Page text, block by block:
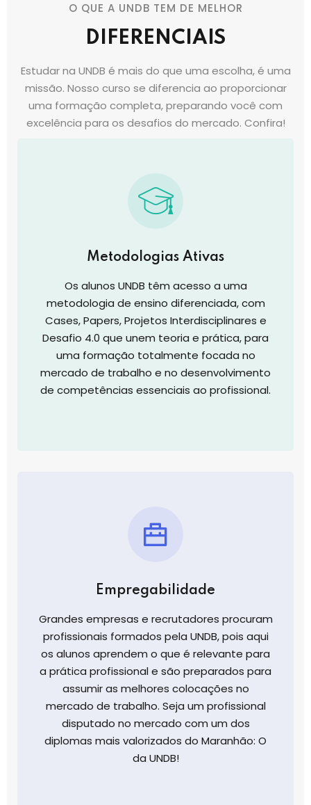
O QUE A UNDB TEM DE MELHOR
DIFERENCIAIS
Estudar na UNDB é mais do que uma escolha, é uma
missão. Nosso curso se diferencia ao proporcionar
uma formação completa, preparando você com
excelência para os desafios do mercado. Confira!
Metodologias Ativas
Os alunos UNDB têm acesso a uma
metodologia de ensino diferenciada, com
Cases, Papers, Projetos Interdisciplinares e
Desafio 4.0 que unem teoria e prática, para
uma formação totalmente focada no
mercado de trabalho e no desenvolvimento
de competências essenciais ao profissional.
Empregabilidade
Grandes empresas e recrutadores procuram
profissionais formados pela UNDB, pois aqui
os alunos aprendem o que é relevante para
a prática profissional e são preparados para
assumir as melhores colocações no
mercado de trabalho. Seja um profissional
disputado no mercado com um dos
diplomas mais valorizados do Maranhão: O
da UNDB!